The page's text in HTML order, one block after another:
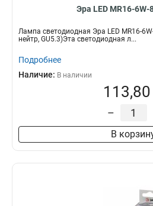
Эра LED MR16-6W-
Лампа светодиодная Эра LED MR16-
нейтр, GU5.3)Эта светодиодная л...
Подробнее
Наличие: В наличии
–
В